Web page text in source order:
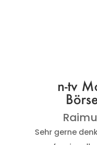
n-tv
Sehr gerne